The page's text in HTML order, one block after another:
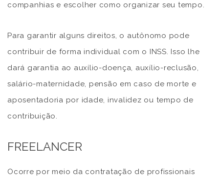
companhias e escolher como organizar seu tempo.
Para garantir alguns direitos, o autônomo pode
contribuir de forma individual com o INSS. Isso lhe
dará garantia ao auxílio-doença, auxílio-reclusão,
salário-maternidade, pensão em caso de morte e
aposentadoria por idade, invalidez ou tempo de
contribuição.
FREELANCER
Ocorre por meio da contratação de profissionais